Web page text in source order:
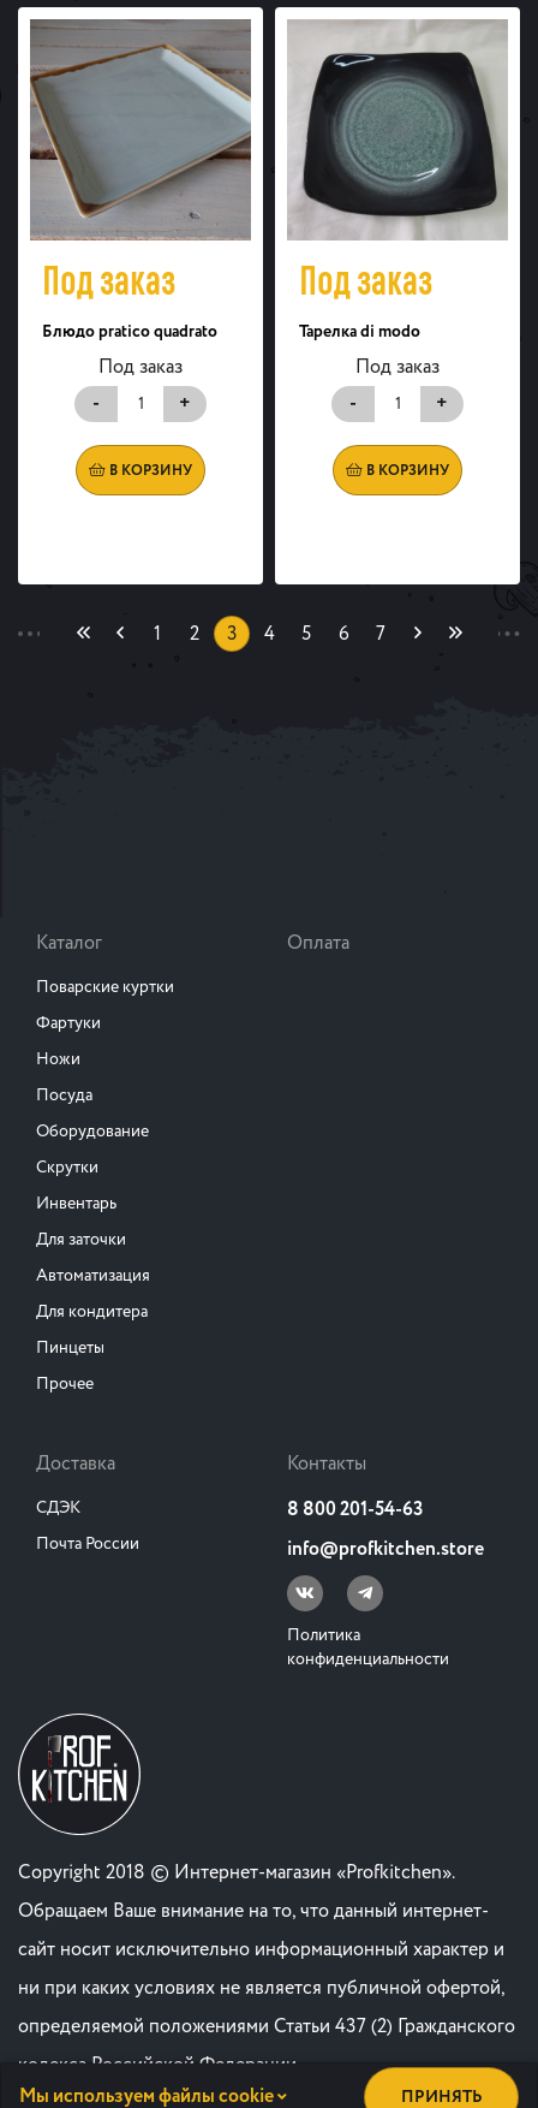
Под заказ
Блюдо pratico quadrato
Под заказ
-
+
В КОРЗИНУ
Под заказ
Тарелка di modo
Под заказ
-
+
В КОРЗИНУ
1 2 3(current)
4 5 6 7
Каталог
Поварские куртки
Фартуки
Ножи
Посуда
Оборудование
Скрутки
Инвентарь
Для заточки
Автоматизация
Для кондитера
Пинцеты
Прочее
Оплата
Доставка
СДЭК
Почта России
Контакты
8 800 201-54-63
info@profkitchen.store
Политика
конфиденциальности
Copyright 2018 © Интернет-магазин «Profkitchen».
Обращаем Ваше внимание на то, что данный интернет-
сайт носит исключительно информационный характер и
ни при каких условиях не является публичной офертой,
определяемой положениями Статьи 437 (2) Гражданского
кодекса Российской Федерации. .
Мы используем файлы cookie
ПРИНЯТЬ